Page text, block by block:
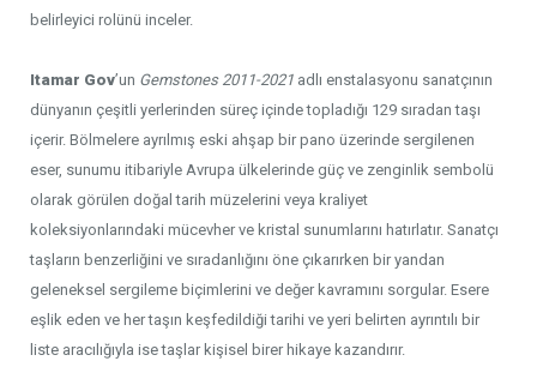
belirleyici rolünü inceler.
Itamar Gov’un Gemstones 2011-2021 adlı enstalasyonu sanatçının
dünyanın çeşitli yerlerinden süreç içinde topladığı 129 sıradan taşı
içerir. Bölmelere ayrılmış eski ahşap bir pano üzerinde sergilenen
eser, sunumu itibariyle Avrupa ülkelerinde güç ve zenginlik sembolü
olarak görülen doğal tarih müzelerini veya kraliyet
koleksiyonlarındaki mücevher ve kristal sunumlarını hatırlatır. Sanatçı
taşların benzerliğini ve sıradanlığını öne çıkarırken bir yandan
geleneksel sergileme biçimlerini ve değer kavramını sorgular. Esere
eşlik eden ve her taşın keşfedildiği tarihi ve yeri belirten ayrıntılı bir
liste aracılığıyla ise taşlar kişisel birer hikaye kazandırır.